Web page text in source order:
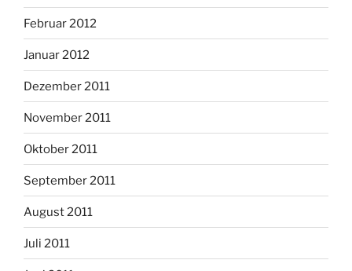
Februar 2012
Januar 2012
Dezember 2011
November 2011
Oktober 2011
September 2011
August 2011
Juli 2011